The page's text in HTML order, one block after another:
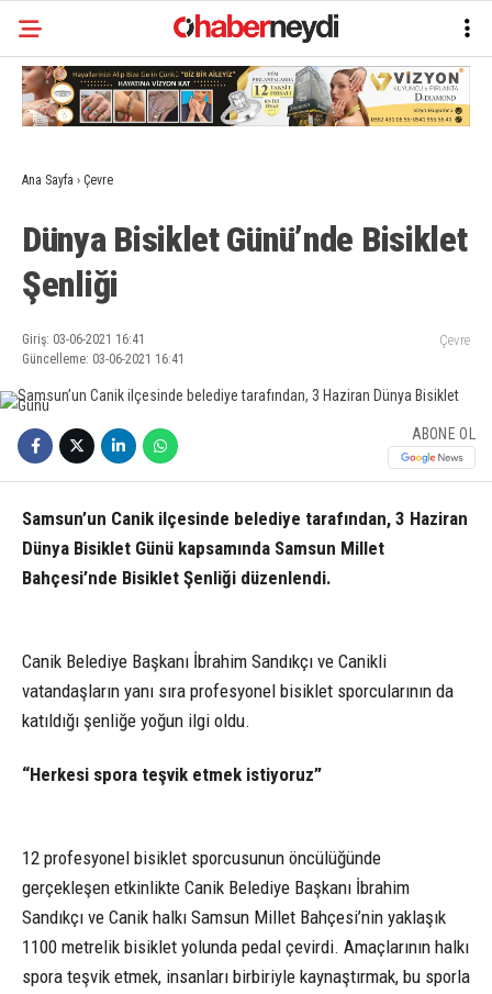
Ana Sayfa › Çevre
Dünya Bisiklet Günü’nde Bisiklet
Şenliği
Giriş: 03-06-2021 16:41
Güncelleme: 03-06-2021 16:41
Çevre
ABONE OL
Samsun’un Canik ilçesinde belediye tarafından, 3 Haziran
Dünya Bisiklet Günü kapsamında Samsun Millet
Bahçesi’nde Bisiklet Şenliği düzenlendi.
Canik Belediye Başkanı İbrahim Sandıkçı ve Canikli
vatandaşların yanı sıra profesyonel bisiklet sporcularının da
katıldığı şenliğe yoğun ilgi oldu.
“Herkesi spora teşvik etmek istiyoruz”
12 profesyonel bisiklet sporcusunun öncülüğünde
gerçekleşen etkinlikte Canik Belediye Başkanı İbrahim
Sandıkçı ve Canik halkı Samsun Millet Bahçesi’nin yaklaşık
1100 metrelik bisiklet yolunda pedal çevirdi. Amaçlarının halkı
spora teşvik etmek, insanları birbiriyle kaynaştırmak, bu sporla